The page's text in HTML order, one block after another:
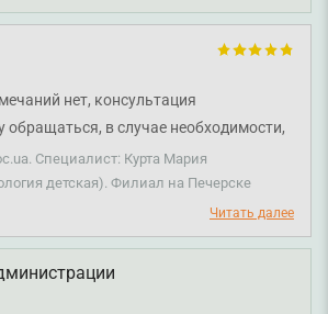
нет, консультация
обращаться, в случае необходимости,
Специалист: Курта Мария
детская). Филиал на Печерске
Читать далее